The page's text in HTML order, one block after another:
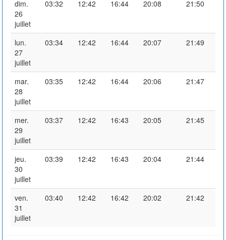
dim.
26
juillet
03:32 12:42 16:44 20:08 21:50
lun.
27
juillet
03:34 12:42 16:44 20:07 21:49
mar.
28
juillet
03:35 12:42 16:44 20:06 21:47
mer.
29
juillet
03:37 12:42 16:43 20:05 21:45
jeu.
30
juillet
03:39 12:42 16:43 20:04 21:44
ven.
31
juillet
03:40 12:42 16:42 20:02 21:42